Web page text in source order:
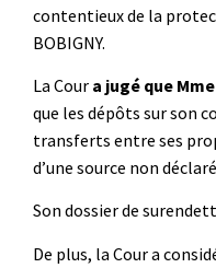
contentieux de la
BOBIGNY.
La Cour a jugé que
que les dépôts sur son
transferts entre ses
d’une source non
Son dossier de
De plus, la Cour a